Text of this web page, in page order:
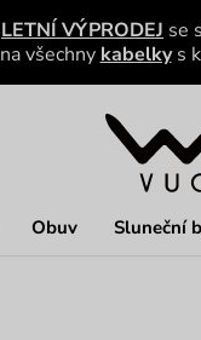
LETNÍ VÝPRODEJ se
na všechny kabelky s
Obuv Sluneční